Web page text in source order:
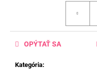
Kategória:
OPÝTAŤ SA